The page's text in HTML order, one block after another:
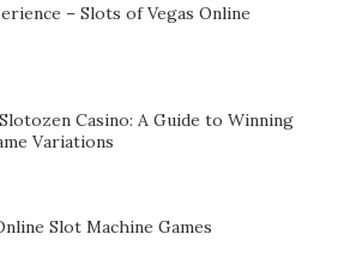
– Slots of Vegas Online
Casino: A Guide to Winning
Variations
Slot Machine Games